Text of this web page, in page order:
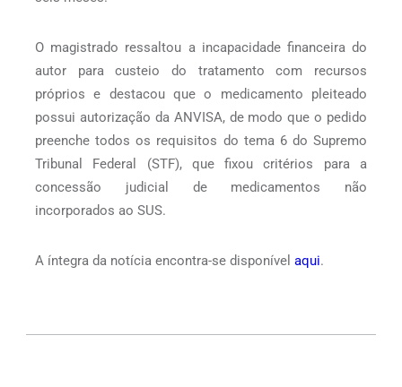
O magistrado ressaltou a incapacidade financeira do
autor para custeio do tratamento com recursos
próprios e destacou que o medicamento pleiteado
possui autorização da ANVISA, de modo que o pedido
preenche todos os requisitos do tema 6 do Supremo
Tribunal Federal (STF), que fixou critérios para a
concessão judicial de medicamentos não
incorporados ao SUS.
A íntegra da notícia encontra-se disponívelaqui.